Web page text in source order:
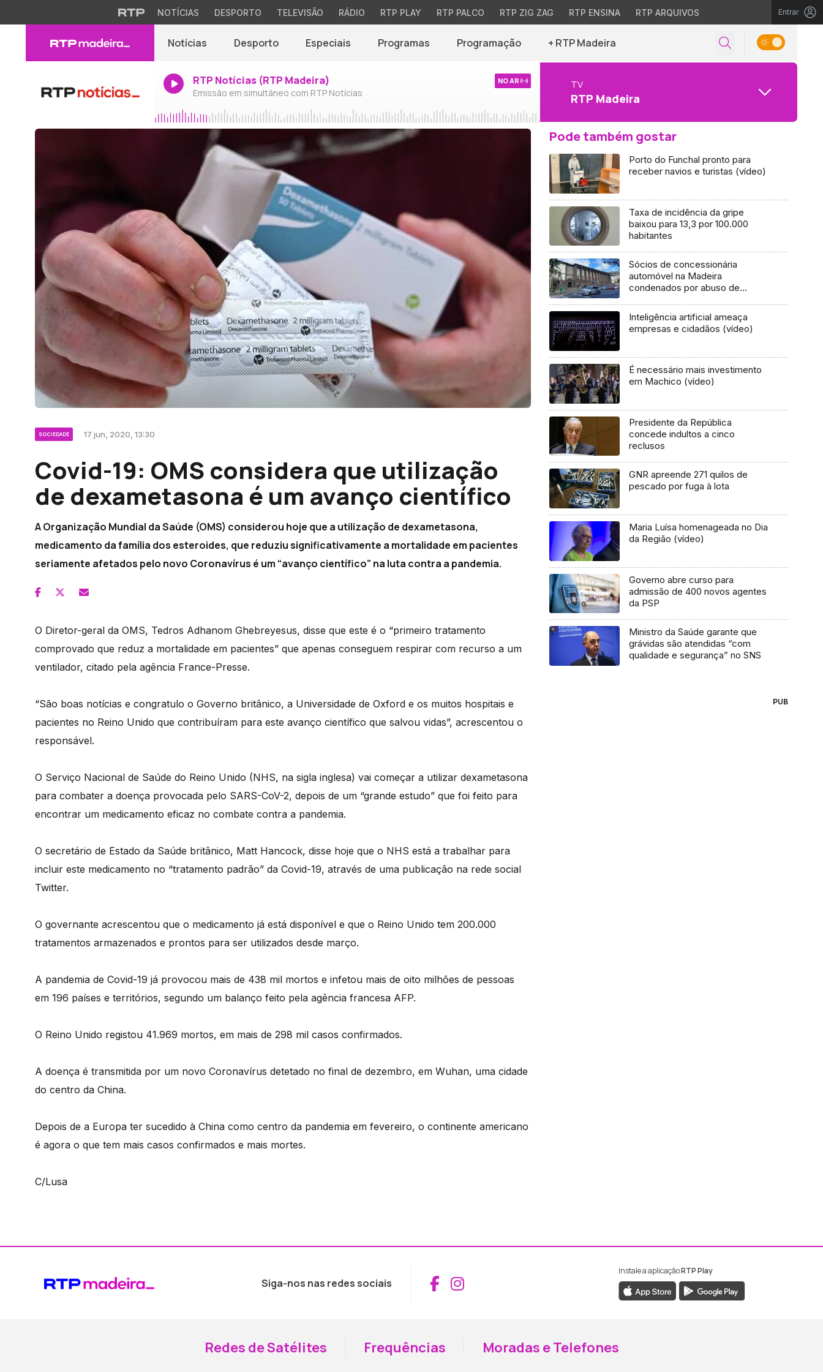
NOTÍCIAS DESPORTO TELEVISÃO RÁDIO RTP PLAY RTP PALCO RTP ZIG ZAG RTP ENSINA RTP ARQUIVOS Entrar
Notícias Desporto Especiais Programas Programação + RTP Madeira
RTP Notícias (RTP Madeira)
Emissão em simultâneo com RTP Notícias
NO AR TV
RTP Madeira
SOCIEDADE 17 jun, 2020, 13:30
Covid-19: OMS considera que utilização
de dexametasona é um avanço científico
A Organização Mundial da Saúde (OMS) considerou hoje que a utilização de dexametasona,
medicamento da família dos esteroides, que reduziu significativamente a mortalidade em pacientes
seriamente afetados pelo novo Coronavírus é um “avanço científico” na luta contra a pandemia.
O Diretor-geral da OMS, Tedros Adhanom Ghebreyesus, disse que este é o “primeiro tratamento
comprovado que reduz a mortalidade em pacientes” que apenas conseguem respirar com recurso a um
ventilador, citado pela agência France-Presse.
“São boas notícias e congratulo o Governo britânico, a Universidade de Oxford e os muitos hospitais e
pacientes no Reino Unido que contribuíram para este avanço científico que salvou vidas”, acrescentou o
responsável.
O Serviço Nacional de Saúde do Reino Unido (NHS, na sigla inglesa) vai começar a utilizar dexametasona
para combater a doença provocada pelo SARS-CoV-2, depois de um “grande estudo” que foi feito para
encontrar um medicamento eficaz no combate contra a pandemia.
O secretário de Estado da Saúde britânico, Matt Hancock, disse hoje que o NHS está a trabalhar para
incluir este medicamento no “tratamento padrão” da Covid-19, através de uma publicação na rede social
Twitter.
O governante acrescentou que o medicamento já está disponível e que o Reino Unido tem 200.000
tratamentos armazenados e prontos para ser utilizados desde março.
A pandemia de Covid-19 já provocou mais de 438 mil mortos e infetou mais de oito milhões de pessoas
em 196 países e territórios, segundo um balanço feito pela agência francesa AFP.
O Reino Unido registou 41.969 mortos, em mais de 298 mil casos confirmados.
A doença é transmitida por um novo Coronavírus detetado no final de dezembro, em Wuhan, uma cidade
do centro da China.
Depois de a Europa ter sucedido à China como centro da pandemia em fevereiro, o continente americano
é agora o que tem mais casos confirmados e mais mortes.
C/Lusa
Pode também gostar
Porto do Funchal pronto para
receber navios e turistas (vídeo)
Taxa de incidência da gripe
baixou para 13,3 por 100.000
habitantes
Sócios de concessionária
automóvel na Madeira
condenados por abuso de
Inteligência artificial ameaça
empresas e cidadãos (vídeo)
É necessário mais investimento
em Machico (vídeo)
Presidente da República
concede indultos a cinco
reclusos
GNR apreende 271 quilos de
pescado por fuga à lota
Maria Luísa homenageada no Dia
da Região (vídeo)
Governo abre curso para
admissão de 400 novos agentes
da PSP
Ministro da Saúde garante que
grávidas são atendidas “com
qualidade e segurança” no SNS
PUB
Siga-nos nas redes sociais Aceder ao Facebook da RTP Madeira
Aceder ao Instagram da RTP Madeira
Instale a aplicaçãoRTP Play
Redes de Satélites Frequências Moradas e Telefones